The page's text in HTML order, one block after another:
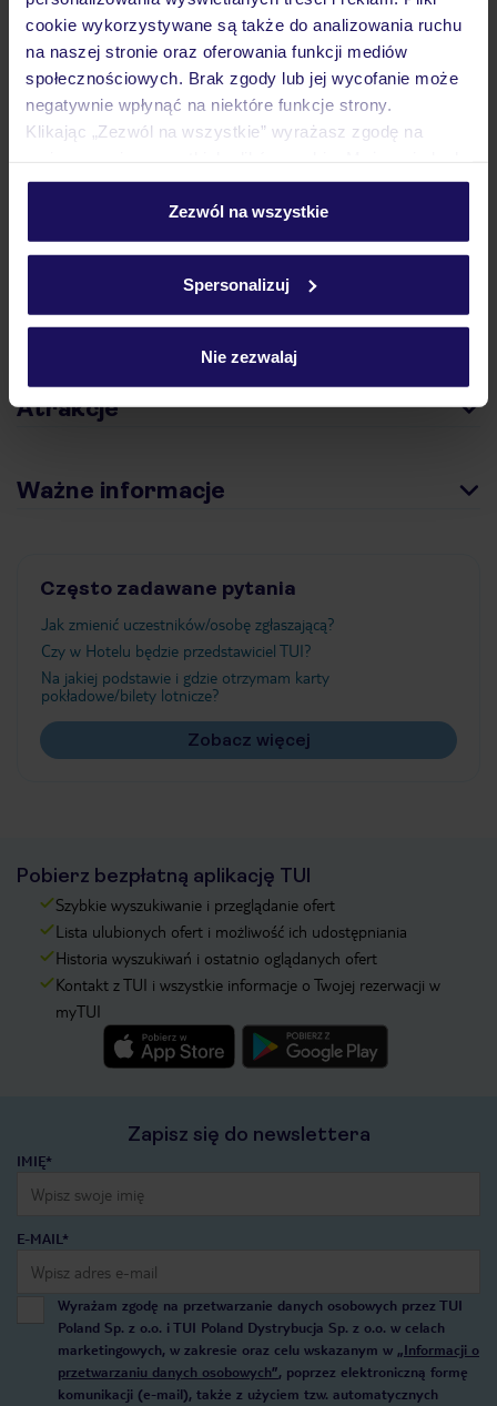
cookie wykorzystywane są także do analizowania ruchu
na naszej stronie oraz oferowania funkcji mediów
społecznościowych. Brak zgody lub jej wycofanie może
negatywnie wpłynąć na niektóre funkcje strony.
Klikając „Zezwól na wszystkie” wyrażasz zgodę na
personalizować swój wybór wchodząc w zakładkę
Szczegółowe informacje o plikach cookie znajdziesz
Zezwól na wszystkie
Spersonalizuj
Nie zezwalaj
Hotel
Pokoje
Wyżywienie
Atrakcje
Ważne informacje
Często zadawane pytania
Jak zmienić uczestników/osobę zgłaszającą?
Czy w Hotelu będzie przedstawiciel TUI?
Na jakiej podstawie i gdzie otrzymam karty
pokładowe/bilety lotnicze?
Zobacz więcej
Pobierz bezpłatną aplikację TUI
Szybkie wyszukiwanie i przeglądanie ofert
Lista ulubionych ofert i możliwość ich udostępniania
Historia wyszukiwań i ostatnio oglądanych ofert
Kontakt z TUI i wszystkie informacje o Twojej rezerwacji w
myTUI
Zapisz się do newslettera
IMIĘ*
E-MAIL*
Wyrażam zgodę na przetwarzanie danych osobowych przez TUI
Poland Sp. z o.o. i TUI Poland Dystrybucja Sp. z o.o. w celach
marketingowych, w zakresie oraz celu wskazanym w „Informacji o
przetwarzaniu danych osobowych”, poprzez elektroniczną formę
komunikacji (e-mail), także z użyciem tzw. automatycznych